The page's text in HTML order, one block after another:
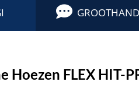
Hoezen FLEX HIT-